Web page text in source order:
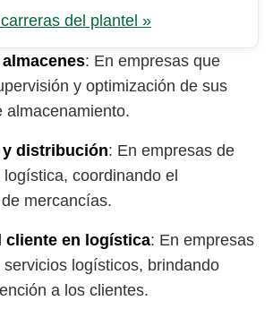
del plantel »
: En empresas que
y optimización de sus
almacenamiento.
distribución: En empresas de
coordinando el
mercancías.
cliente en logística: En empresas
logísticos, brindando
a los clientes.